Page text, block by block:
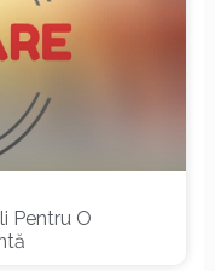
Pentru O